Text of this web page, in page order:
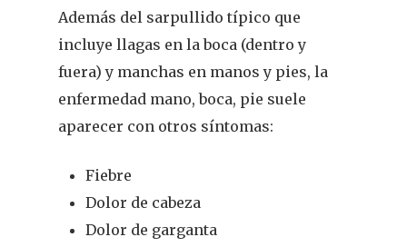
Además del sarpullido típico que
incluye llagas en la boca (dentro y
fuera) y manchas en manos y pies, la
enfermedad mano, boca, pie suele
aparecer con otros síntomas:
Fiebre
Dolor de cabeza
Dolor de garganta